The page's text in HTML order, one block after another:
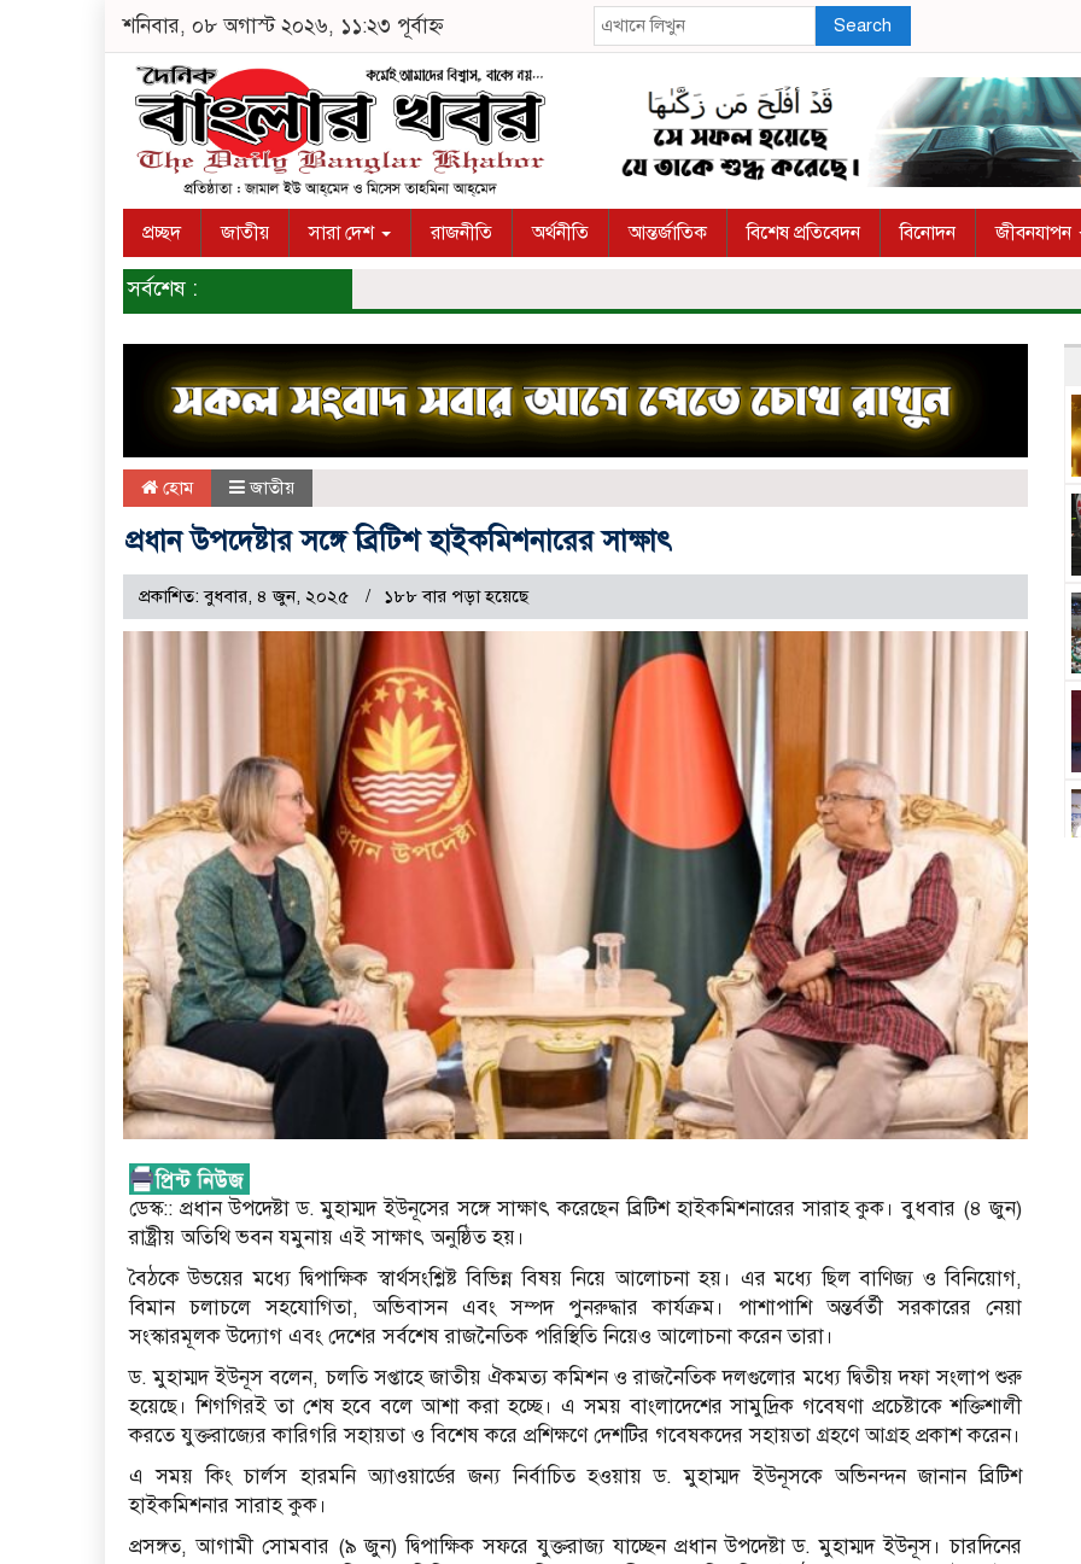
শনিবার, ০৮ অগাস্ট ২০২৬, ১১:২৩ পূর্বাহ্ন Search
প্রচ্ছদ জাতীয় সারা দেশ রাজনীতি অর্থনীতি আন্তর্জাতিক বিশেষ প্রতিবেদন বিনোদন জীবনযাপন
সর্বশেষ :
হোম জাতীয়
প্রধান উপদেষ্টার সঙ্গে ব্রিটিশ হাইকমিশনারের সাক্ষাৎ
প্রকাশিত: বুধবার, ৪ জুন, ২০২৫ ১৮৮ বার পড়া হয়েছে
ডেস্ক:: প্রধান উপদেষ্টা ড. মুহাম্মদ ইউনূসের সঙ্গে সাক্ষাৎ করেছেন ব্রিটিশ হাইকমিশনারের সারাহ কুক। বুধবার (৪ জুন)
রাষ্ট্রীয় অতিথি ভবন যমুনায় এই সাক্ষাৎ অনুষ্ঠিত হয়।
বৈঠকে উভয়ের মধ্যে দ্বিপাক্ষিক স্বার্থসংশ্লিষ্ট বিভিন্ন বিষয় নিয়ে আলোচনা হয়। এর মধ্যে ছিল বাণিজ্য ও বিনিয়োগ,
বিমান চলাচলে সহযোগিতা, অভিবাসন এবং সম্পদ পুনরুদ্ধার কার্যক্রম। পাশাপাশি অন্তর্বর্তী সরকারের নেয়া
সংস্কারমূলক উদ্যোগ এবং দেশের সর্বশেষ রাজনৈতিক পরিস্থিতি নিয়েও আলোচনা করেন তারা।
ড. মুহাম্মদ ইউনূস বলেন, চলতি সপ্তাহে জাতীয় ঐকমত্য কমিশন ও রাজনৈতিক দলগুলোর মধ্যে দ্বিতীয় দফা সংলাপ শুরু
হয়েছে। শিগগিরই তা শেষ হবে বলে আশা করা হচ্ছে। এ সময় বাংলাদেশের সামুদ্রিক গবেষণা প্রচেষ্টাকে শক্তিশালী
করতে যুক্তরাজ্যের কারিগরি সহায়তা ও বিশেষ করে প্রশিক্ষণে দেশটির গবেষকদের সহায়তা গ্রহণে আগ্রহ প্রকাশ করেন।
এ সময় কিং চার্লস হারমনি অ্যাওয়ার্ডের জন্য নির্বাচিত হওয়ায় ড. মুহাম্মদ ইউনূসকে অভিনন্দন জানান ব্রিটিশ
হাইকমিশনার সারাহ কুক।
প্রসঙ্গত, আগামী সোমবার (৯ জুন) দ্বিপাক্ষিক সফরে যুক্তরাজ্য যাচ্ছেন প্রধান উপদেষ্টা ড. মুহাম্মদ ইউনূস। চারদিনের